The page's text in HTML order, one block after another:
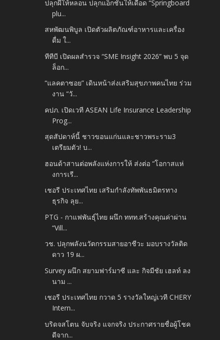
ปลุกผีให้หลอน ปลุกแอ็กชันให้เดือด “Springboard
plu...
สหพัฒนพิบูล เปิดตัวผลิตภัณฑ์อาหารและเครื่อง
ดื่ม ใ...
ทีทีบี เปิดผลสำรวจ “SME Insight 2026” พบ 5 จุด
ล็อก...
“แลคตาซอย” เดินหน้าส่งเสริมสุขภาพคนไทย ร่วม
งาน “วั...
คปภ. เปิดเวที ASEAN Life Insurance Leadership
Prog...
สุดสัปดาห์นี้ ชาวขอนแก่นและชาวพระราม3
เตรียมตัว! บ...
ฮอนด้าสานต่อพลังแห่งการให้ ส่งต่อ “โอกาสแห่
งการเรี...
เชอรี ประเทศไทย เสริมกำลังทัพพันธมิตรทาง
ธุรกิจ ลุย...
PTG - กาแฟพันธุ์ไทย ผนึก ททท.สร้างคุณค่าผ่าน
“Vill...
วช. ปลุกพลังนวัตกรรมสายอาชีวะ มอบรางวัลติด
ดาว 19 ผ...
Survey ผนึก สยามฟาร์มาซี และ กิจมีชัย เฮลท์ ลง
นาม ...
เชอรี ประเทศไทย กวาด 5 รางวัลใหญ่เวที CHERY
Intern...
บริดจสโตน จับจริง แจกจริง ประกาศรายชื่อผู้โชค
ดีจาก...